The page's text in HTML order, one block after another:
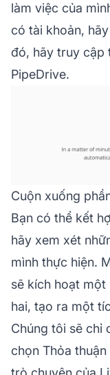
làm việc của
có tài khoản,
đó, hãy truy cập
PipeDrive.
Cuộn xuống
Bạn có thể kết
hãy xem xét
mình thực hiện.
sẽ kích hoạt
hai, tạo ra một
Chúng tôi sẽ chỉ
chọn Thỏa